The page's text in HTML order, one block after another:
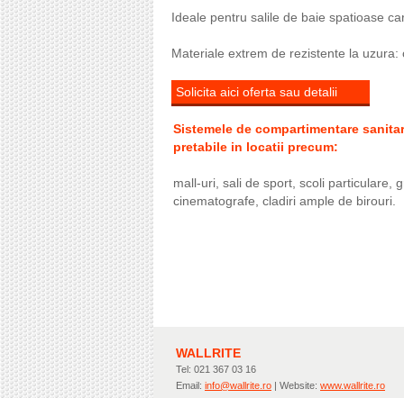
Ideale pentru salile de baie spatioase
Materiale extrem de rezistente la
Solicita aici oferta sau detalii
Sistemele de compartimentare
pretabile in locatii precum:
mall-uri, sali de sport, scoli particulare,
cinematografe, cladiri ample de birouri.
WALLRITE
Tel: 021 367 03 16
Email: info@wallrite.ro | Website: www.wallrite.ro